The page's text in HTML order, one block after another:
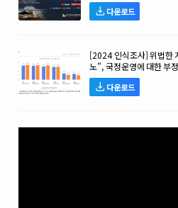
다운로드
[2024 인식조사] 위법한
노”, 국정운영에 대한 부
다운로드